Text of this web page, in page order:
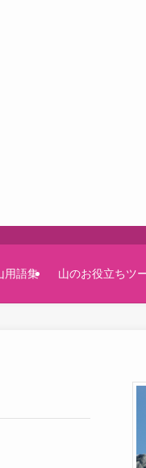
用語集 山のお役立ちツ